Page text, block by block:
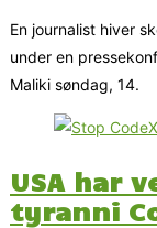
En journalist hiver
under en
Maliki søndag, 14.
USA har
tyranni